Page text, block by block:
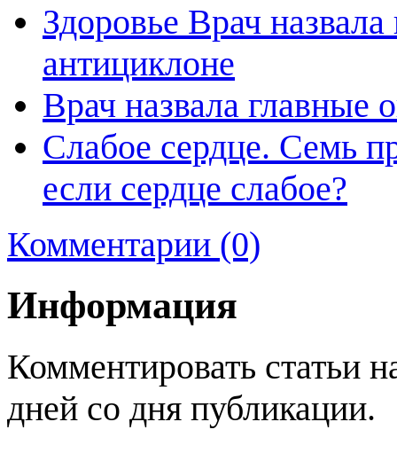
Здоровье Врач
антициклоне
Врач назвала
Слабое сердце. Семь
если сердце слабое?
Комментарии (0)
Информация
Комментировать статьи
дней со дня публикации.